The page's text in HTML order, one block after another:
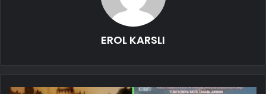
EROL KARSLI